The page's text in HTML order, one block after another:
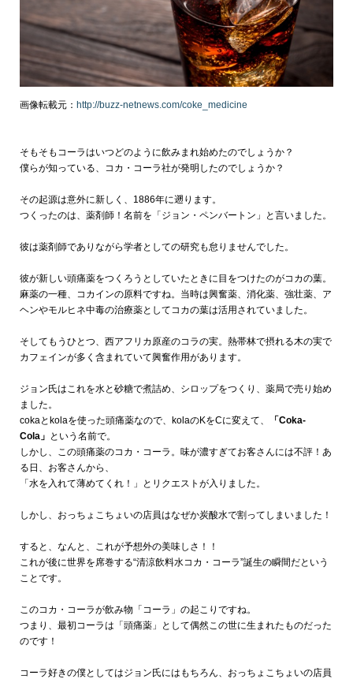
画像転載元： http://buzz-netnews.com/coke_medicine
そもそもコーラはいつどのように飲みまれ始めたのでしょうか？
僕らが知っている、コカ・コーラ社が発明したのでしょうか？
その起源は意外に新しく、1886年に遡ります。
つくったのは、薬剤師！名前を「ジョン・ペンバートン」と言いました。
彼は薬剤師でありながら学者としての研究も怠りませんでした。
彼が新しい頭痛薬をつくろうとしていたときに目をつけたのがコカの葉。
麻薬の一種、コカインの原料ですね。当時は興奮薬、消化薬、強壮薬、ア
ヘンやモルヒネ中毒の治療薬としてコカの葉は活用されていました。
そしてもうひとつ、西アフリカ原産のコラの実。 熱帯林で摂れる木の実で
カフェインが多く含まれていて興奮作用があります。
ジョン氏はこれを水と砂糖で煮詰め、シロップをつくり、薬局で売り始め
ました。
coka とkolaを使った頭痛薬なので、kolaのKをCに変えて、
「Coka-
Cola」 という名前で。
しかし、この頭痛薬のコカ・コーラ。味が濃すぎてお客さんには不評！あ
る日、お客さんから、
「水を入れて薄めてくれ！」とリクエストが入りました。
しかし、おっちょこちょいの店員はなぜか炭酸水で割ってしまいました！
すると、なんと、これが予想外の美味しさ！！
これが後に世界を席巻する“清涼飲料水コカ・コーラ”誕生の瞬間だという
ことです。
このコカ・コーラが飲み物「コーラ」の起こりですね。
つまり、最初コーラは「頭痛薬」として偶然この世に生まれたものだった
のです！
コーラ好きの僕としてはジョン氏にはもちろん、おっちょこちょいの店員